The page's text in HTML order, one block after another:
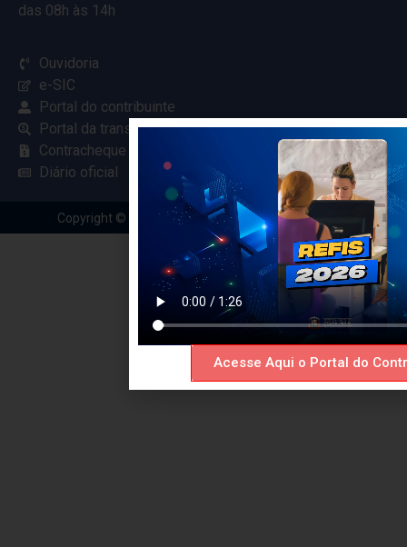
das 08h às 14h
Ouvidoria
e-SIC
Portal do contribuinte
Portal da transparência
Contracheque online
Diário oficial
Copyright © 2024 Criado com pela Renovar Web
Acesse Aqui o Portal do